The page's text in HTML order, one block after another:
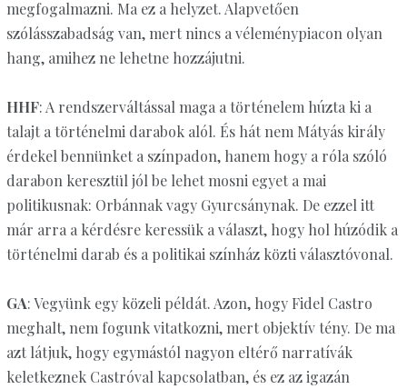
megfogalmazni. Ma ez a helyzet. Alapvetően
szólásszabadság van, mert nincs a véleménypiacon olyan
hang, amihez ne lehetne hozzájutni.
HHF: A rendszerváltással maga a történelem húzta ki a
talajt a történelmi darabok alól. És hát nem Mátyás király
érdekel bennünket a színpadon, hanem hogy a róla szóló
darabon keresztül jól be lehet mosni egyet a mai
politikusnak: Orbánnak vagy Gyurcsánynak. De ezzel itt
már arra a kérdésre keressük a választ, hogy hol húzódik a
történelmi darab és a politikai színház közti választóvonal.
GA: Vegyünk egy közeli példát. Azon, hogy Fidel Castro
meghalt, nem fogunk vitatkozni, mert objektív tény. De ma
azt látjuk, hogy egymástól nagyon eltérő narratívák
keletkeznek Castróval kapcsolatban, és ez az igazán